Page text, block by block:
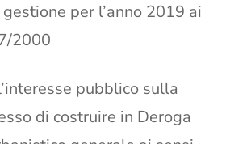
per l’anno 2019 ai
2000
pubblico sulla
di costruire in Deroga